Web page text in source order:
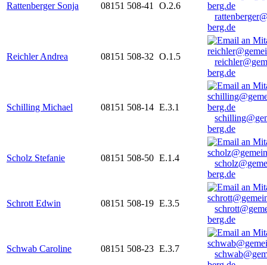
Rattenberger Sonja 08151 508-41
O.2.6
berg.de
Reichler Andrea 08151 508-32 O.1.5
berg.de
Schilling Michael 08151 508-14 E.3.1
berg.de
Scholz Stefanie 08151 508-50 E.1.4
berg.de
Schrott Edwin 08151 508-19 E.3.5
berg.de
Schwab Caroline 08151 508-23 E.3.7